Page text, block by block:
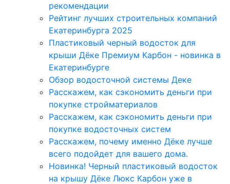
рекомендации
Рейтинг лучших строительных компаний
Екатеринбурга 2025
Пластиковый черный водосток для
крыши Дёке Премиум Карбон - новинка в
Екатеринбурге
Обзор водосточной системы Деке
Расскажем, как сэкономить деньги при
покупке стройматериалов
Расскажем, как сэкономить деньги при
покупке водосточных систем
Расскажем, почему именно Дёке лучше
всего подойдет для вашего дома.
Новинка! Черный пластиковый водосток
на крышу Дёке Люкс Карбон уже в